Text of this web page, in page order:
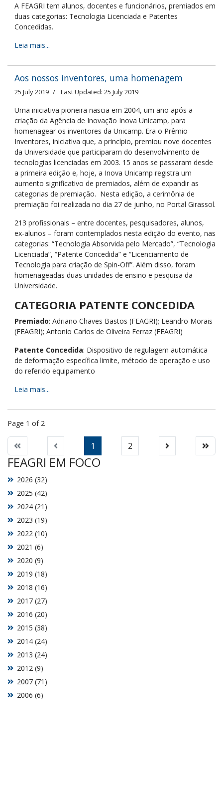
A FEAGRI tem alunos, docentes e funcionários, premiados em
duas categorias: Tecnologia Licenciada e Patentes
Concedidas.
Leia mais...
Aos nossos inventores, uma homenagem
25 July 2019 Last Updated: 25 July 2019
Uma iniciativa pioneira nascia em 2004, um ano após a
criação da Agência de Inovação Inova Unicamp, para
homenagear os inventores da Unicamp. Era o Prêmio
Inventores, iniciativa que, a princípio, premiou nove docentes
da Universidade que participaram do desenvolvimento de
tecnologias licenciadas em 2003. 15 anos se passaram desde
a primeira edição e, hoje, a Inova Unicamp registra um
aumento significativo de premiados, além de expandir as
categorias de premiação. Nesta edição, a cerimônia de
premiação foi realizada no dia 27 de junho, no Portal Girassol.
213 profissionais – entre docentes, pesquisadores, alunos,
ex-alunos – foram contemplados nesta edição do evento, nas
categorias: “Tecnologia Absorvida pelo Mercado”, “Tecnologia
Licenciada”, “Patente Concedida” e “Licenciamento de
Tecnologia para criação de Spin-Off”. Além disso, foram
homenageadas duas unidades de ensino e pesquisa da
Universidade.
CATEGORIA PATENTE CONCEDIDA
Premiado: Adriano Chaves Bastos (FEAGRI); Leandro Morais
(FEAGRI); Antonio Carlos de Oliveira Ferraz (FEAGRI)
Patente Concedida: Dispositivo de regulagem automática
de deformação específica limite, método de operação e uso
do referido equipamento
Leia mais...
Page 1 of 2
1 2
FEAGRI EM FOCO
2006 (6)
2007 (71)
2012 (9)
2013 (24)
2014 (24)
2015 (38)
2016 (20)
2017 (27)
2018 (16)
2019 (18)
2020 (9)
2021 (6)
2022 (10)
2023 (19)
2024 (21)
2025 (42)
2026 (32)